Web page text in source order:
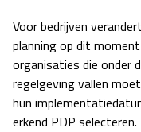
Voor bedrijven
planning op dit
organisaties die onder
regelgeving vallen
hun
erkend PDP selecteren.